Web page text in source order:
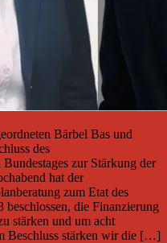
Bärbel Bas und
des
Bundestages zur Stärkung der
hat der
zum Etat des
die Finanzierung
stärken und um acht
Beschluss stärken wir die […]